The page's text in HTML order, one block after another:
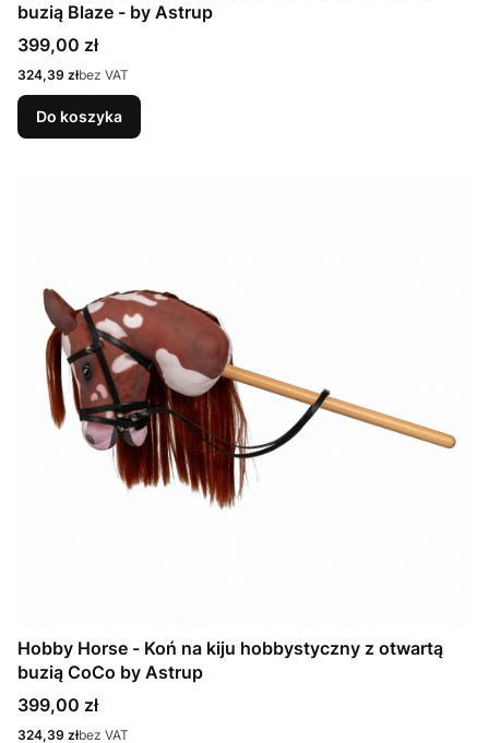
buzią Blaze - by Astrup
Cena
399,00 zł
Cena
324,39 złbez VAT
Do koszyka
Hobby Horse - Koń na kiju hobbystyczny z otwartą
buzią CoCo by Astrup
Cena
399,00 zł
Cena
324,39 złbez VAT